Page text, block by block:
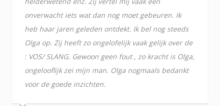
onverwacht iets wat dan nog moet gebeuren. Ik
heb haar jaren geleden ontdekt. Ik bel nog steeds
Olga op. Zij heeft zo ongelofelijk vaak gelijk over de
: VOS/ SLANG. Gewoon geen fout , zo kracht is Olga,
ongelooflijk zei mijn man. Olga nogmaals bedankt
voor de goede inzichten.